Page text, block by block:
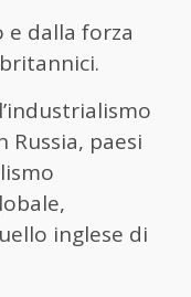
e dalla forza
Russia, paesi
inglese di